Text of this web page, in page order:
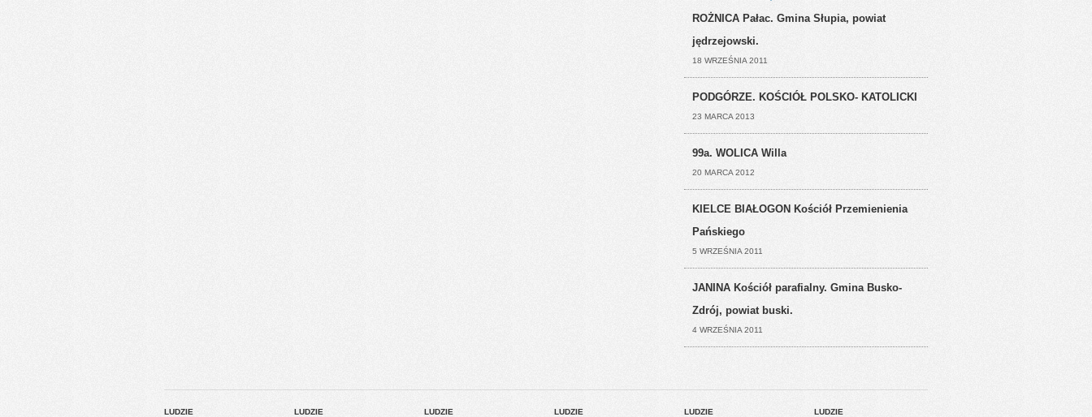
ROŻNICA Pałac. Gmina Słupia, powiat
jędrzejowski.
18 WRZEŚNIA 2011
PODGÓRZE. KOŚCIÓŁ POLSKO- KATOLICKI
23 MARCA 2013
99a. WOLICA Willa
20 MARCA 2012
KIELCE BIAŁOGON Kościół Przemienienia
Pańskiego
5 WRZEŚNIA 2011
JANINA Kościół parafialny. Gmina Busko-
Zdrój, powiat buski.
4 WRZEŚNIA 2011
LUDZIE LUDZIE LUDZIE LUDZIE LUDZIE LUDZIE